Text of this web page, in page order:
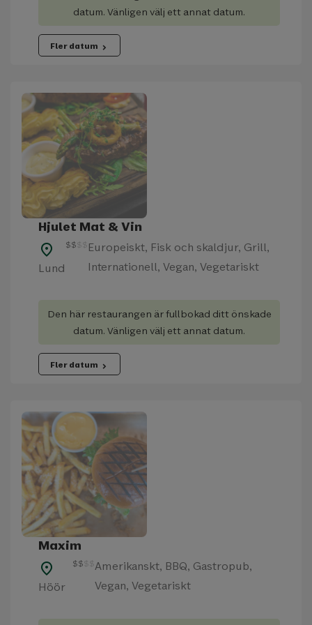
datum. Vänligen välj ett annat datum.
Fler datum chevron_right
Hjulet Mat & Vin
place
Lund
$$ $ $ Europeiskt, Fisk och skaldjur, Grill,
Internationell, Vegan, Vegetariskt
Den här restaurangen är fullbokad ditt önskade
datum. Vänligen välj ett annat datum.
Fler datum chevron_right
Maxim
place
Höör
$$ $ $Amerikanskt, BBQ, Gastropub,
Vegan, Vegetariskt